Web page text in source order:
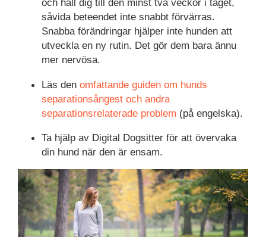
och håll dig till den minst två veckor i taget,
såvida beteendet inte snabbt förvärras.
Snabba förändringar hjälper inte hunden att
utveckla en ny rutin. Det gör dem bara ännu
mer nervösa.
Läs den omfattande guiden om hunds
separationsångest och andra
separationsrelaterade problem (på engelska).
Ta hjälp av Digital Dogsitter för att övervaka
din hund när den är ensam.